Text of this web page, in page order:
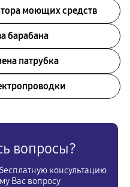
моющих средств
барабана
патрубка
вопросы?
консультацию
Вас вопросу